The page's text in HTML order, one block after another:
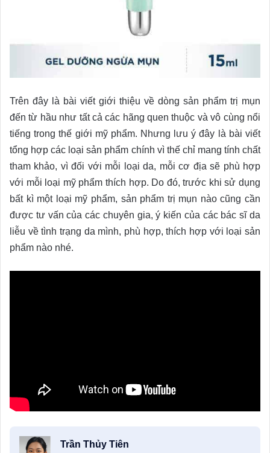
Trên đây là bài viết giới thiệu về dòng sản phẩm trị mụn
đến từ hầu như tất cả các hãng quen thuộc và vô cùng nổi
tiếng trong thế giới mỹ phẩm. Nhưng lưu ý đây là bài viết
tổng hợp các loại sản phẩm chính vì thế chỉ mang tính chất
tham khảo, vì đối với mỗi loại da, mỗi cơ địa sẽ phù hợp
với mỗi loại mỹ phẩm thích hợp. Do đó, trước khi sử dụng
bất kì một loại mỹ phẩm, sản phẩm trị mụn nào cũng cần
được tư vấn của các chuyên gia, ý kiến của các bác sĩ da
liễu về tình trạng da mình, phù hợp, thích hợp với loại sản
phẩm nào nhé.
Trần Thủy Tiên